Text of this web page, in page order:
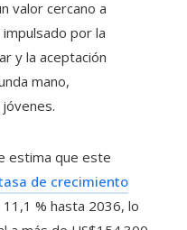
valor cercano a
por la
y la aceptación
mano,
estima que este
de crecimiento
11,1 % hasta 2036, lo